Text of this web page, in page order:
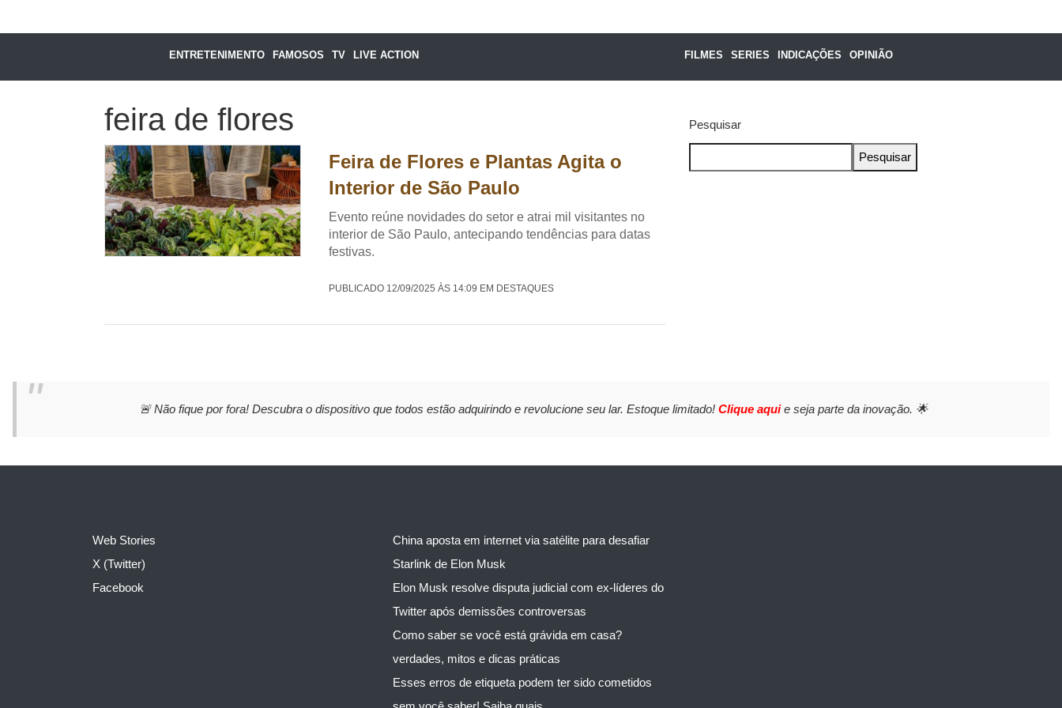
ENTRETENIMENTO FAMOSOS TV LIVE ACTION FILMES SERIES INDICAÇÕES OPINIÃO
feira de flores
Feira de Flores e Plantas Agita o
Interior de São Paulo
Evento reúne novidades do setor e atrai mil visitantes no
interior de São Paulo, antecipando tendências para datas
festivas.
PUBLICADO 12/09/2025 ÀS 14:09 EM DESTAQUES
Pesquisar
Pesquisar
🚨 Não fique por fora! Descubra o dispositivo que todos estão adquirindo e revolucione seu lar. Estoque limitado! Clique aquie seja parte da inovação. 🌟
Web Stories
X (Twitter)
Facebook
China aposta em internet via satélite para desafiar
Starlink de Elon Musk
Elon Musk resolve disputa judicial com ex-líderes do
Twitter após demissões controversas
Como saber se você está grávida em casa?
verdades, mitos e dicas práticas
Esses erros de etiqueta podem ter sido cometidos